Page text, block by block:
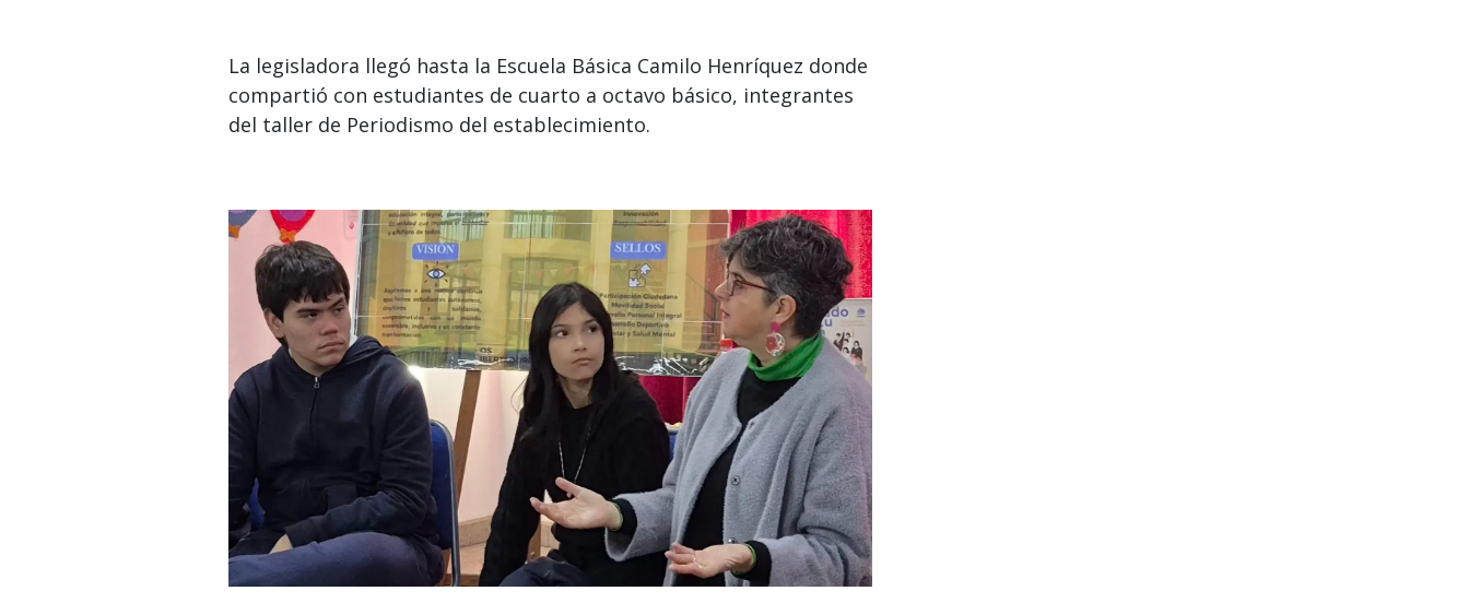
La legisladora llegó hasta la Escuela Básica Camilo Henríquez donde
compartió con estudiantes de cuarto a octavo básico, integrantes
del taller de Periodismo del establecimiento.